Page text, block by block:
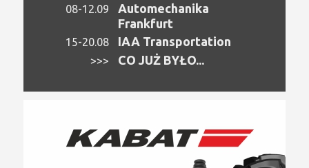
08-12.09
Automechanika
Frankfurt
15-20.08 IAA Transportation
>>> CO JUŻ BYŁO...